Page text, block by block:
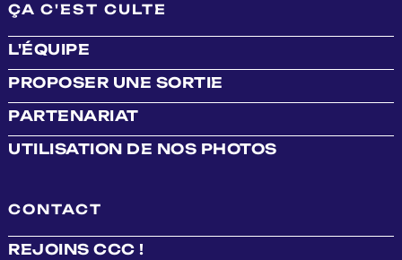
ÇA C'EST CULTE
L'ÉQUIPE
PROPOSER UNE SORTIE
PARTENARIAT
UTILISATION DE NOS PHOTOS
CONTACT
REJOINS CCC !